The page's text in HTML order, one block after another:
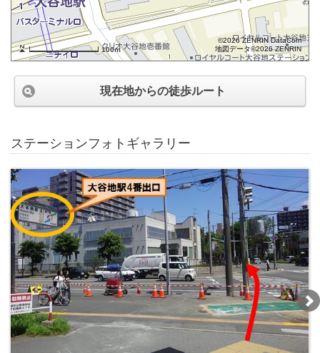
100m
©2026 ZENRIN DataCom
地図データ©2026 ZENRIN
現在地からの徒歩ルート
ステーションフォトギャラリー